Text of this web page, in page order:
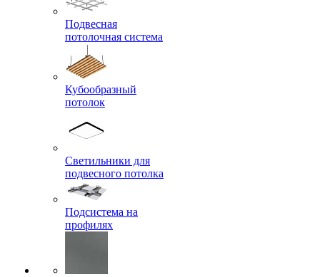
Подвесная
потолочная система
Кубообразный
потолок
Светильники для
подвесного потолка
Подсистема на
профилях